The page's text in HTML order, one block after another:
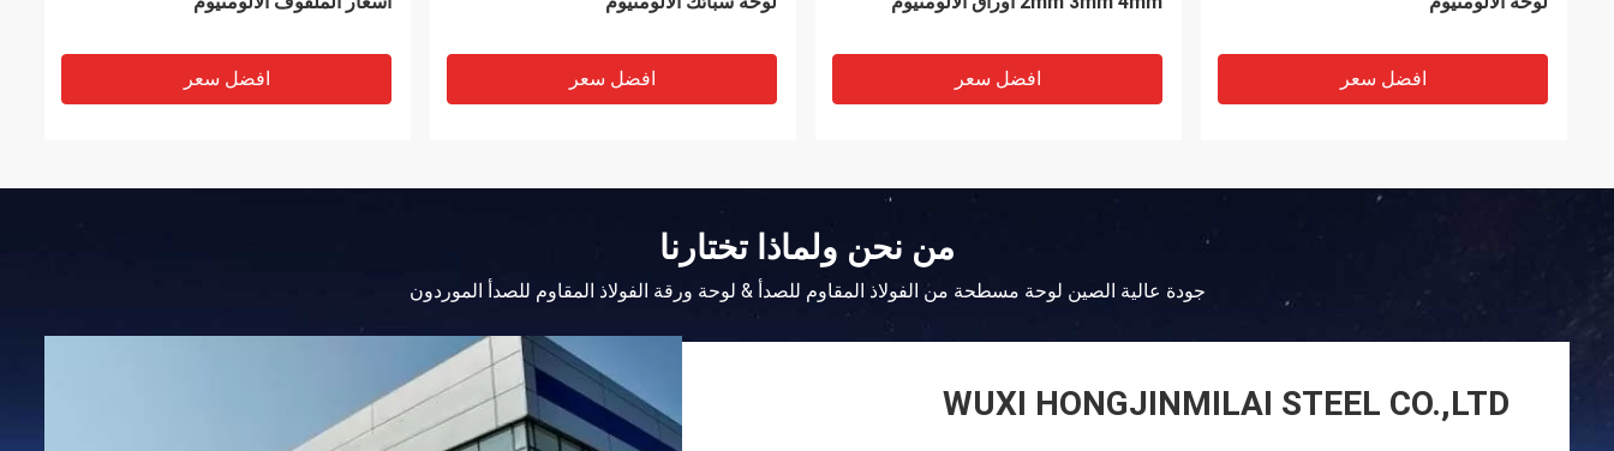
افضل سعر افضل سعر افضل سعر افضل سعر
من نحن ولماذا تختارنا
جودة عالية الصين لوحة مسطحة من الفولاذ المقاوم للصدأ & لوحة ورقة الفولاذ المقاوم للصدأ الموردون
WUXI HONGJINMILAI STEEL CO.,LTD